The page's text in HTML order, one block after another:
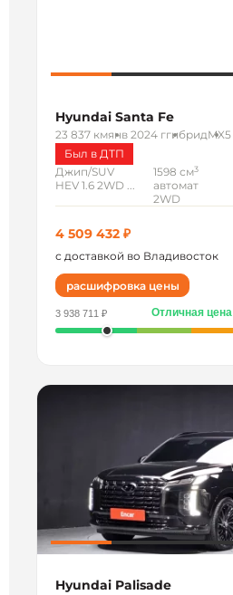
Hyundai Santa Fe
23 837 кмянв 2024 ггибридMX5
Был в ДТП
Джип/SUV
HEV 1.6 2WD ...
1598 см3
автомат
2WD
4 509 432 ₽
с доставкой во Владивосток
расшифровка цены
3 938 711 ₽ Отличная цена
Hyundai Palisade